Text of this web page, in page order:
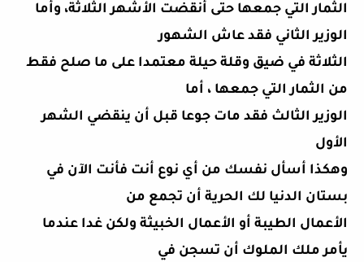
الثمار التي جمعها حتى أنقضت الأشهر الثلاثة، وأما
الوزير الثاني فقد عاش الشهور
الثلاثة في ضيق وقلة حيلة معتمدا على ما صلح فقط
من الثمار التي جمعها ، أما
الوزير الثالث فقد مات جوعا قبل أن ينقضي الشهر
الأول
وهكذا أسأل نفسك من أي نوع أنت فأنت الآن في
بستان الدنيا لك الحرية أن تجمع من
الأعمال الطيبة أو الأعمال الخبيثة ولكن غدا عندما
يأمر ملك الملوك أن تسجن في